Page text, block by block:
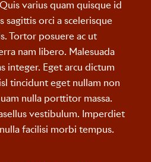
varius quam quisque id
sagittis orci a scelerisque
Tortor posuere ac ut
nam libero. Malesuada
integer. Eget arcu dictum
tincidunt eget nullam non
nulla porttitor massa.
vestibulum. Imperdiet
facilisi morbi tempus.